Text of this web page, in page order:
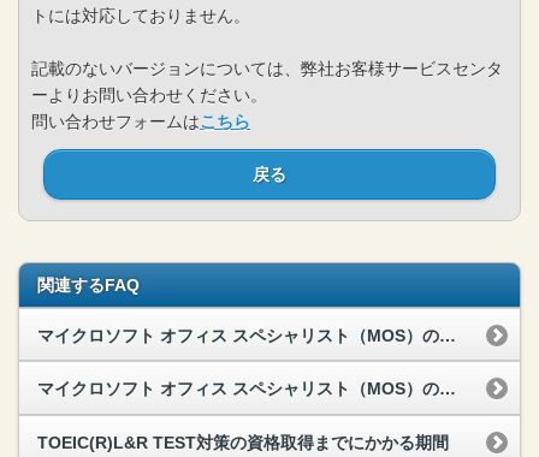
トには対応しておりません。
記載のないバージョンについては、弊社お客様サービスセンタ
ーよりお問い合わせください。
問い合わせフォームはこちら
戻る
関連するFAQ
マイクロソフト オフィス スペシャリスト（MOS）の試験会場
マイクロソフト オフィス スペシャリスト（MOS）の資格取得までにかかる期間
TOEIC(R)L&R TEST対策の資格取得までにかかる期間